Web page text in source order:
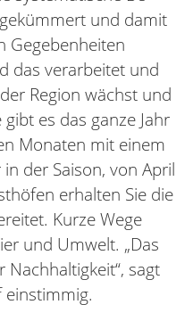
und damit
Gegebenheiten
das verarbeitet und
Region wächst und
es das ganze Jahr
Monaten mit einem
in der Saison, von April
erhalten Sie die
Kurze Wege
und Umwelt. „Das
sagt